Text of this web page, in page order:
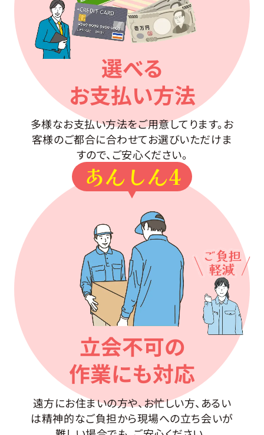
選べる
お支払い方法
多様なお支払い方法をご用意してります。お
客様のご都合に合わせてお選びいただけま
すので、ご安心ください。
あんしん4
立会不可の
作業にも対応
遠方にお住まいの方や、お忙しい方、あるい
は精神的なご負担から現場への立ち会いが
ご負担
軽減